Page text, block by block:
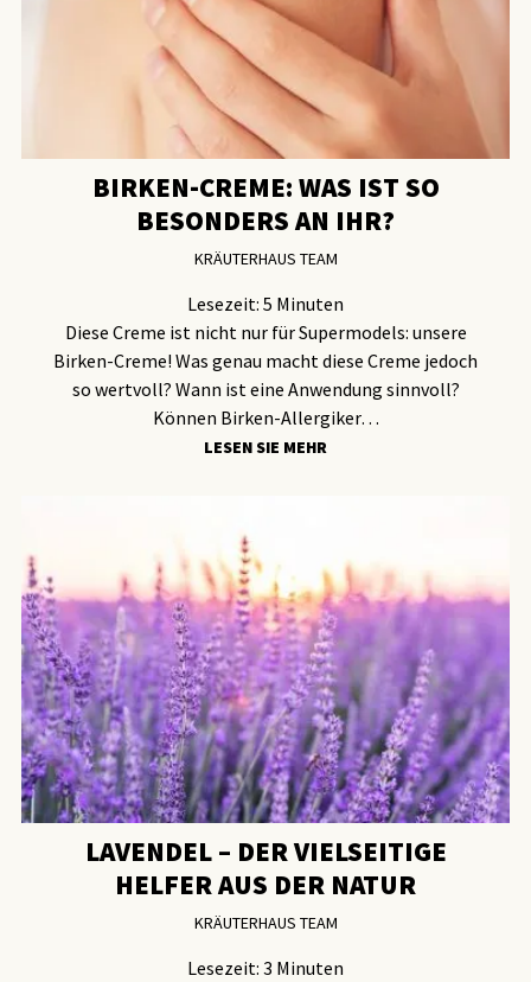
BIRKEN-CREME: WAS IST SO
BESONDERS AN IHR?
KRÄUTERHAUS TEAM
Lesezeit: 5 Minuten
Diese Creme ist nicht nur für Supermodels: unsere
Birken-Creme! Was genau macht diese Creme jedoch
so wertvoll? Wann ist eine Anwendung sinnvoll?
Können Birken-Allergiker…
LESEN SIE MEHR
LAVENDEL – DER VIELSEITIGE
HELFER AUS DER NATUR
KRÄUTERHAUS TEAM
Lesezeit: 3 Minuten